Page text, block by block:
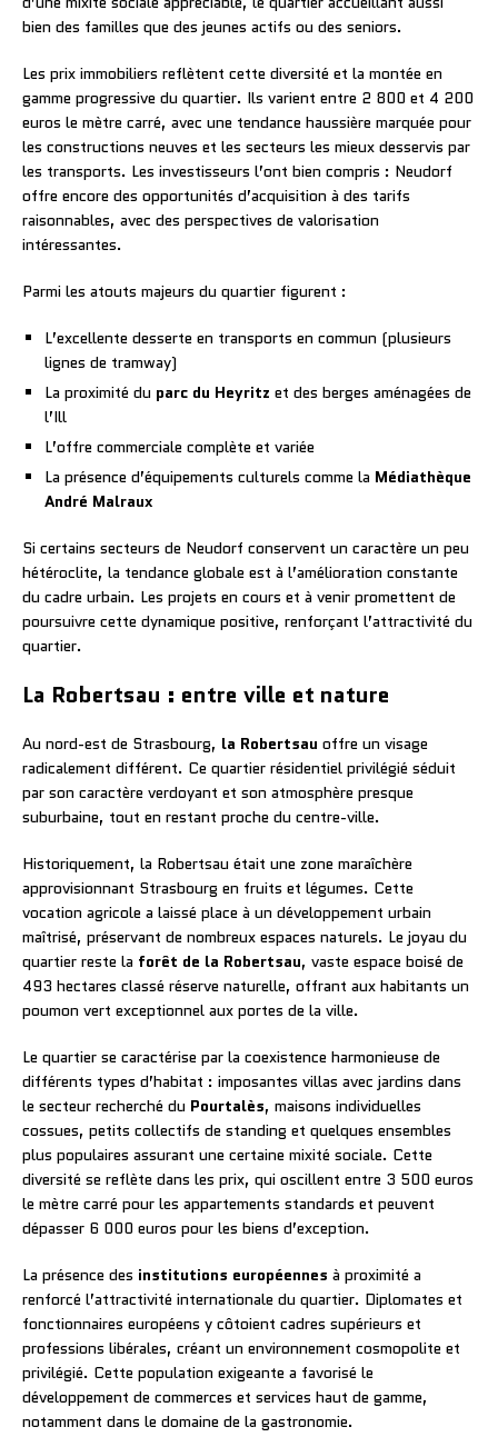
bien des familles que des jeunes actifs ou des seniors.
Les prix immobiliers reflètent cette diversité et la montée en
gamme progressive du quartier. Ils varient entre 2 800 et 4 200
euros le mètre carré, avec une tendance haussière marquée pour
les constructions neuves et les secteurs les mieux desservis par
les transports. Les investisseurs l’ont bien compris : Neudorf
offre encore des opportunités d’acquisition à des tarifs
raisonnables, avec des perspectives de valorisation
intéressantes.
Parmi les atouts majeurs du quartier figurent :
L’excellente desserte en transports en commun (plusieurs
lignes de tramway)
La proximité du parc du Heyritz et des berges aménagées de
l’Ill
L’offre commerciale complète et variée
La présence d’équipements culturels comme la Médiathèque
André Malraux
Si certains secteurs de Neudorf conservent un caractère un peu
hétéroclite, la tendance globale est à l’amélioration constante
du cadre urbain. Les projets en cours et à venir promettent de
poursuivre cette dynamique positive, renforçant l’attractivité du
quartier.
La Robertsau : entre ville et nature
Au nord-est de Strasbourg, la Robertsau offre un visage
radicalement différent. Ce quartier résidentiel privilégié séduit
par son caractère verdoyant et son atmosphère presque
suburbaine, tout en restant proche du centre-ville.
Historiquement, la Robertsau était une zone maraîchère
approvisionnant Strasbourg en fruits et légumes. Cette
vocation agricole a laissé place à un développement urbain
maîtrisé, préservant de nombreux espaces naturels. Le joyau du
quartier reste la forêt de la Robertsau, vaste espace boisé de
493 hectares classé réserve naturelle, offrant aux habitants un
poumon vert exceptionnel aux portes de la ville.
Le quartier se caractérise par la coexistence harmonieuse de
différents types d’habitat : imposantes villas avec jardins dans
le secteur recherché du Pourtalès, maisons individuelles
cossues, petits collectifs de standing et quelques ensembles
plus populaires assurant une certaine mixité sociale. Cette
diversité se reflète dans les prix, qui oscillent entre 3 500 euros
le mètre carré pour les appartements standards et peuvent
dépasser 6 000 euros pour les biens d’exception.
La présence des institutions européennes à proximité a
renforcé l’attractivité internationale du quartier. Diplomates et
fonctionnaires européens y côtoient cadres supérieurs et
professions libérales, créant un environnement cosmopolite et
privilégié. Cette population exigeante a favorisé le
développement de commerces et services haut de gamme,
notamment dans le domaine de la gastronomie.